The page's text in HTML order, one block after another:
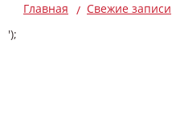
Главная
Свежие записи
');